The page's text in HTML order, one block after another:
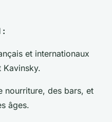
:
et internationaux
Kavinsky.
nourriture, des bars, et
âges.